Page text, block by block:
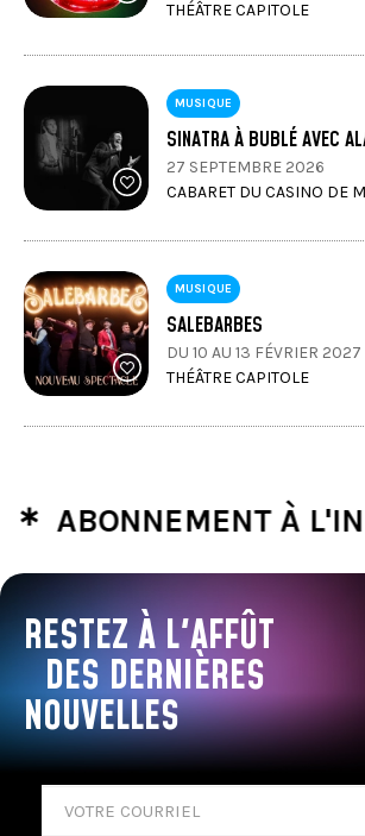
THÉÂTRE CAPITOLE
MUSIQUE
SINATRA À BUBLÉ AVEC
27 SEPTEMBRE 2026
CABARET DU CASINO DE
MUSIQUE
SALEBARBES
DU 10 AU 13 FÉVRIER 2027
THÉÂTRE CAPITOLE
À
RESTEZ À L'AFFÛT
DES DERNIÈRES
NOUVELLES